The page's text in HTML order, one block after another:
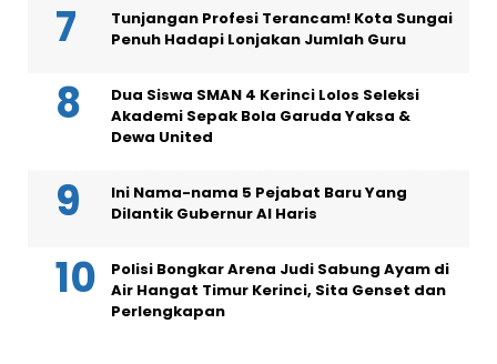
Tunjangan Profesi Terancam! Kota Sungai
Penuh Hadapi Lonjakan Jumlah Guru
Dua Siswa SMAN 4 Kerinci Lolos Seleksi
Akademi Sepak Bola Garuda Yaksa &
Dewa United
Ini Nama-nama 5 Pejabat Baru Yang
Dilantik Gubernur Al Haris
Polisi Bongkar Arena Judi Sabung Ayam di
Air Hangat Timur Kerinci, Sita Genset dan
Perlengkapan